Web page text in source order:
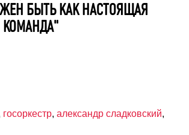
БЫТЬ КАК НАСТОЯЩАЯ
КОМАНДА"
госоркестр, александр сладковский,